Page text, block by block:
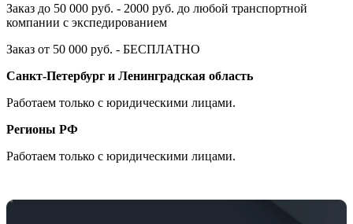
Заказ до 50 000 руб. - 2000 руб. до любой транспортной
компании с экспедированием
Заказ от 50 000 руб. - БЕСПЛАТНО
Санкт-Петербург и Ленинградская область
Работаем только с юридическими лицами.
Регионы РФ
Работаем только с юридическими лицами.